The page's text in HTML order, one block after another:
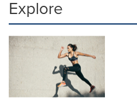
Explore